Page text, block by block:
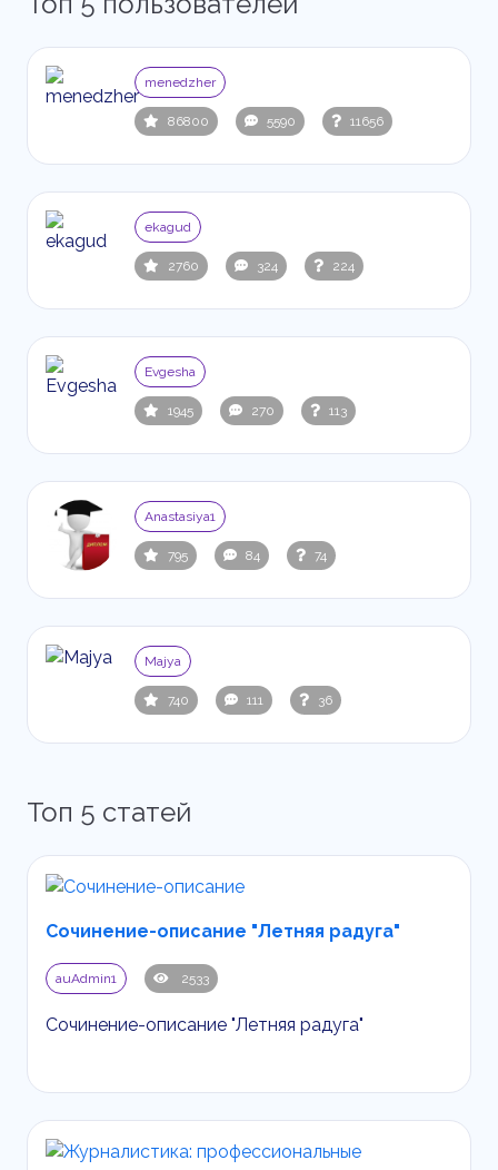
menedzher
86800 5590 11656
ekagud
2760 324 224
Evgesha
1945 270 113
Anastasiya1
795 84 74
Majya
740 111 36
Топ 5 статей
Сочинение-описание "Летняя радуга"
auAdmin1 2533
Сочинение-описание "Летняя радуга"